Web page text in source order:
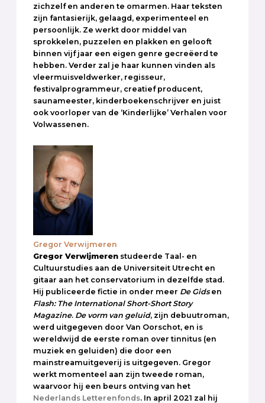
zichzelf en anderen te omarmen. Haar teksten
zijn fantasierijk, gelaagd, experimenteel en
persoonlijk. Ze werkt door middel van
sprokkelen, puzzelen en plakken en gelooft
binnen vijf jaar een eigen genre gecreëerd te
hebben. Verder zal je haar kunnen vinden als
vleermuisveldwerker, regisseur,
festivalprogrammeur, creatief producent,
saunameester, kinderboekenschrijver en juist
ook voorloper van de ‘Kinderlijke’ Verhalen voor
Volwassenen.
Gregor Verwijmeren
Gregor Verwijmeren studeerde Taal- en
Cultuurstudies aan de Universiteit Utrecht en
gitaar aan het conservatorium in dezelfde stad.
Hij publiceerde fictie in onder meer De Gidsen
Flash: The International Short-Short Story
Magazine. De vorm van geluid, zijn debuutroman,
werd uitgegeven door Van Oorschot, en is
wereldwijd de eerste roman over tinnitus (en
muziek en geluiden) die door een
mainstreamuitgeverij is uitgegeven. Gregor
werkt momenteel aan zijn tweede roman,
waarvoor hij een beurs ontving van het
Nederlands Letterenfonds. In april 2021 zal hij